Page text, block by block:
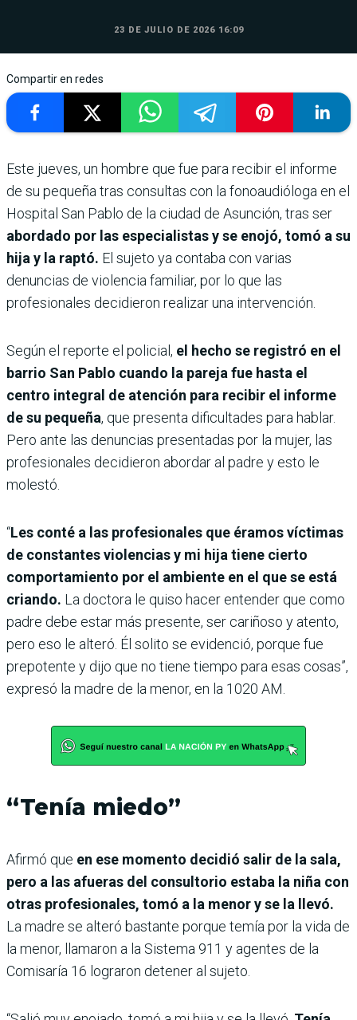
23 DE JULIO DE 2026 16:09
Compartir en redes
Este jueves, un hombre que fue para recibir el informe
de su pequeña tras consultas con la fonoaudióloga en el
Hospital San Pablo de la ciudad de Asunción, tras ser
abordado por las especialistas y se enojó, tomó a su
hija y la raptó. El sujeto ya contaba con varias
denuncias de violencia familiar, por lo que las
profesionales decidieron realizar una intervención.
Según el reporte el policial, el hecho se registró en el
barrio San Pablo cuando la pareja fue hasta el
centro integral de atención para recibir el informe
de su pequeña, que presenta dificultades para hablar.
Pero ante las denuncias presentadas por la mujer, las
profesionales decidieron abordar al padre y esto le
molestó.
“Les conté a las profesionales que éramos víctimas
de constantes violencias y mi hija tiene cierto
comportamiento por el ambiente en el que se está
criando. La doctora le quiso hacer entender que como
padre debe estar más presente, ser cariñoso y atento,
pero eso le alteró. Él solito se evidenció, porque fue
prepotente y dijo que no tiene tiempo para esas cosas”,
expresó la madre de la menor, en la 1020 AM.
“Tenía miedo”
Afirmó que en ese momento decidió salir de la sala,
pero a las afueras del consultorio estaba la niña con
otras profesionales, tomó a la menor y se la llevó.
La madre se alteró bastante porque temía por la vida de
la menor, llamaron a la Sistema 911 y agentes de la
Comisaría 16 lograron detener al sujeto.